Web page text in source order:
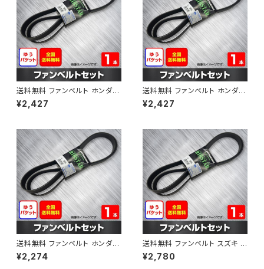
送料無料 ファンベルト ホンダ
ゼスト 型式JE1 H18.03～H24.
11 （国内トップメーカー） 1本 H
¥2,427
送料無料 ファンベルト ホンダ ラ
イフ 型式JB6 H15.09～H20.1
1 （国内トップメーカー） 1本 HA
¥2,427
送料無料 ファンベルト ホンダ フ
ィット 型式GE6 H19.10～H25.
09 （国内トップメーカー） 1本 H
¥2,274
送料無料 ファンベルト スズキ ス
ペーシア 型式MK32S H25.03
～H30.02 （国内トップメーカ
¥2,780